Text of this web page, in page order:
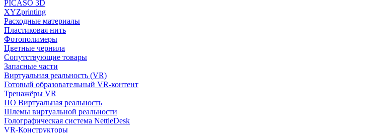
PICASO 3D
XYZprinting
Расходные материалы
Пластиковая нить
Фотополимеры
Цветные чернила
Сопутствующие товары
Запасные части
Виртуальная реальность (VR)
Готовый образовательный VR-контент
Тренажёры VR
ПО Виртуальная реальность
Шлемы виртуальной реальности
Голографическая система NettleDesk
VR-Конструкторы